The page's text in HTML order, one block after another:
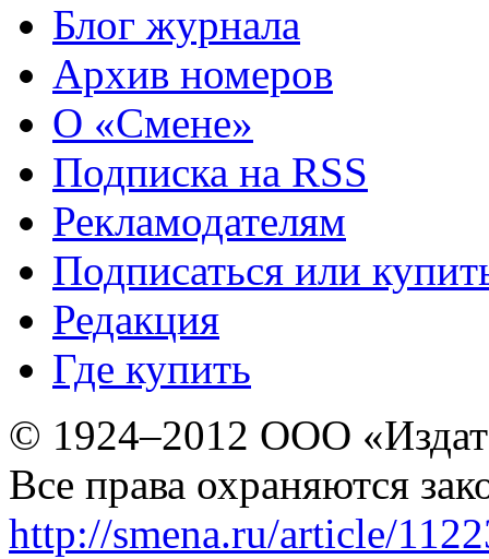
Блог журнала
Архив номеров
О «Смене»
Подписка на RSS
Рекламодателям
Подписаться или
Редакция
Где купить
© 1924–2012 ООО
Все права охраняются
http://smena.ru/article/